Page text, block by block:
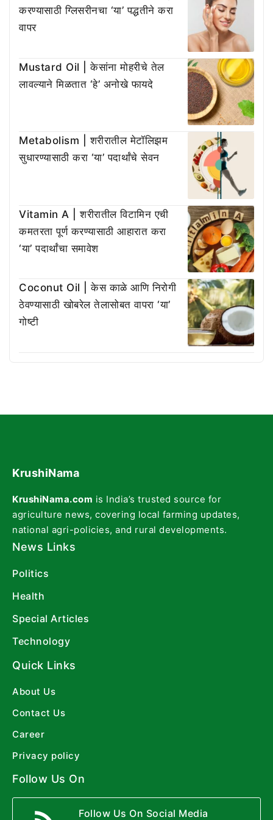
करण्यासाठी ग्लिसरीनचा ‘या’ पद्धतीने करा
वापर
Mustard Oil | केसांना मोहरीचे तेल
लावल्याने मिळतात ‘हे’ अनोखे फायदे
Metabolism | शरीरातील मेटॉलिझम
सुधारण्यासाठी करा ‘या’ पदार्थांचे सेवन
Vitamin A | शरीरातील विटामिन एची
कमतरता पूर्ण करण्यासाठी आहारात करा
‘या’ पदार्थांचा समावेश
Coconut Oil | केस काळे आणि निरोगी
ठेवण्यासाठी खोबरेल तेलासोबत वापरा ‘या’
गोष्टी
KrushiNama
KrushiNama.com is India’s trusted source for
agriculture news, covering local farming updates,
national agri-policies, and rural developments.
News Links
Politics
Health
Special Articles
Technology
Quick Links
About Us
Contact Us
Career
Privacy policy
Follow Us On
Follow Us On Social Media